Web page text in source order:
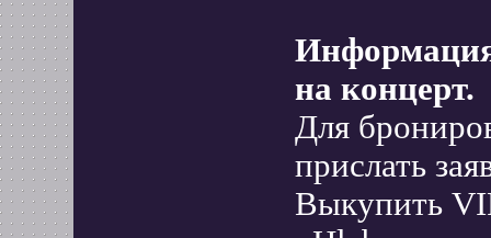
на концерт.
Для
прислать
Выкупить